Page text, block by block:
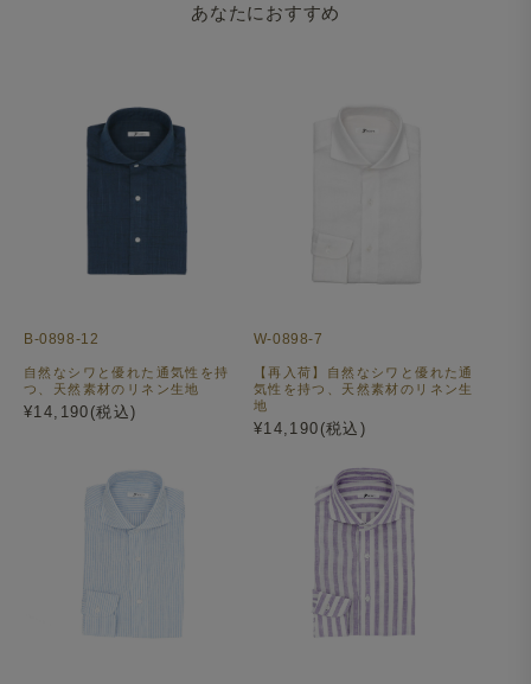
あなたにおすすめ
B-0898-12
自然なシワと優れた通気性を持
つ、天然素材のリネン生地
¥14,190(税込)
W-0898-7
【再入荷】自然なシワと優れた通
気性を持つ、天然素材のリネン生
地
¥14,190(税込)